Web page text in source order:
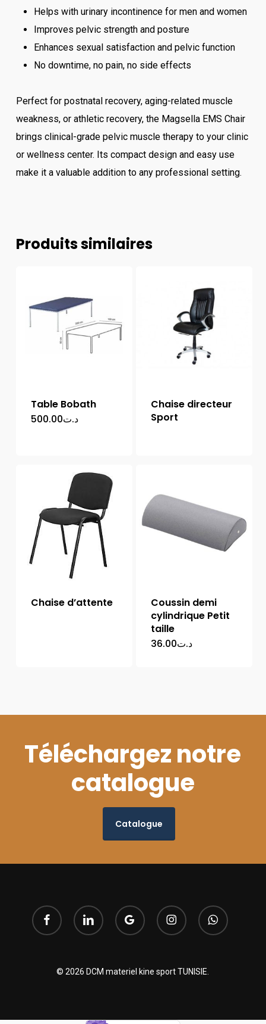
Helps with urinary incontinence for men and women
Improves pelvic strength and posture
Enhances sexual satisfaction and pelvic function
No downtime, no pain, no side effects
Perfect for postnatal recovery, aging-related muscle
weakness, or athletic recovery, the Magsella EMS Chair
brings clinical-grade pelvic muscle therapy to your clinic
or wellness center. Its compact design and easy use
make it a valuable addition to any professional setting.
Produits similaires
Table Bobath
د.ت500.00
Chaise directeur
Sport
Chaise d’attente
Coussin demi
cylindrique Petit
taille
د.ت36.00
Téléchargez notre
catalogue
Catalogue
facebook linkedin
google-
plus
instagram whatsapp
© 2026 DCM materiel kine sport TUNISIE.